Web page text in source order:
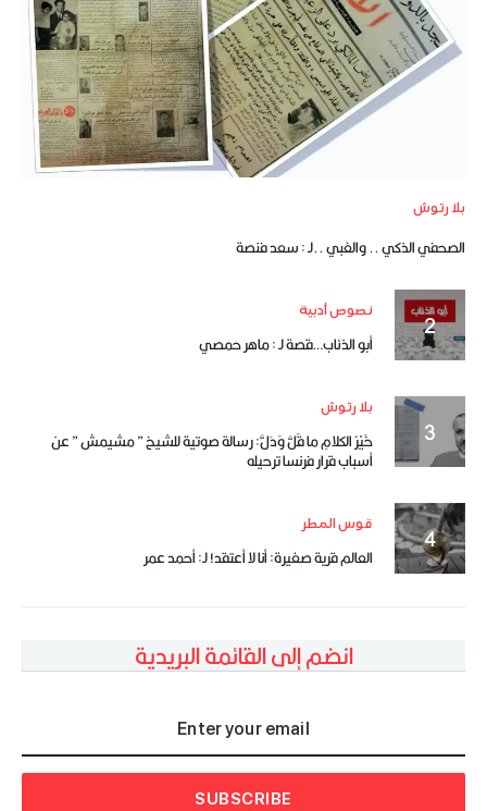
بلا رتوش
الصحفي الذكي .. والغبي ..لـ : سعد فنصة
نصوص أدبية
أبو الذئاب…قصة لـ : ماهر حمصي
بلا رتوش
خَيْرُ الكلامِ ما قَلَّ وَدَلَّ: رسالة صوتية للشيخ ” مشيمش ” عن
أسباب قرار فرنسا ترحيله
قوس المطر
العالم قرية صغيرة: أنا لا أعتقد! لـ: أحمد عمر
انضم إلى القائمة البريدية
SUBSCRIBE